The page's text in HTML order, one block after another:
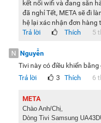
hóa các hoạt động hàng
Chế độ AI Energy tiết
Chế độ AI Energy trên
UA43DU7000KXXV hỗ trợ
phân tích điều kiện ánh
như thói quen sử dụng
kết nối wifi và đang sẵn
đã nghỉ Tết, META sẽ đi
hệ lại xác nhận đơn hàng
Trả lời
Thích 5
N Nguyễn
Tivi này có điều khiển
Trả lời
Thích
3 6
META
Chào Anh/Chị,
Dòng Tivi Samsung